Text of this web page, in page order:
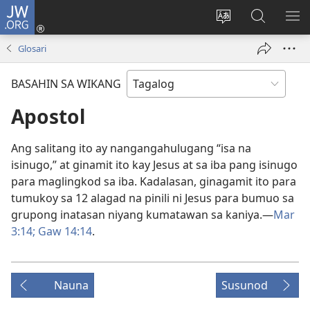
JW.ORG
Baguhin
ng
Mag-
log
bubukas
sa
JW.ORG
Glosari
BASAHIN SA WIKANG
Apostol
Ang salitang ito ay nangangahulugang “isa na
isinugo,” at ginamit ito kay Jesus at sa iba pang isinugo
para maglingkod sa iba. Kadalasan, ginagamit ito para
tumukoy sa 12 alagad na pinili ni Jesus para bumuo sa
grupong inatasan niyang kumatawan sa kaniya.—Mar
3:14; Gaw 14:14.
Nauna Susunod